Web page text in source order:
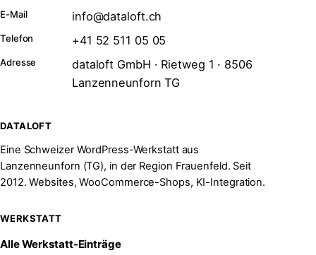
E-Mail info@dataloft.ch
Telefon +41 52 511 05 05
Adresse
dataloft GmbH · Rietweg 1 · 8506
Lanzenneunforn TG
DATALOFT
Eine Schweizer WordPress-Werkstatt aus
Lanzenneunforn (TG), in der Region Frauenfeld. Seit
2012. Websites, WooCommerce-Shops, KI-Integration.
WERKSTATT
Alle Werkstatt-Einträge